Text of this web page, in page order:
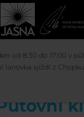
UDÁLOSTI
od 8:30 do 17:00 v
lanovka sjíždí z